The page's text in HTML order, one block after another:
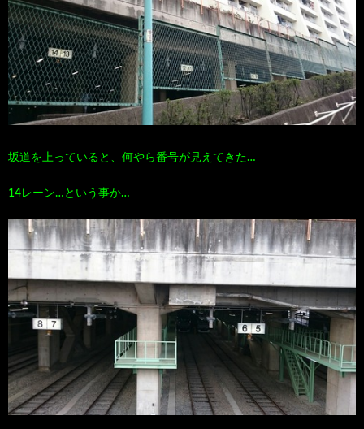
坂道を上っていると、何やら番号が見えてきた…
14レーン…という事か…